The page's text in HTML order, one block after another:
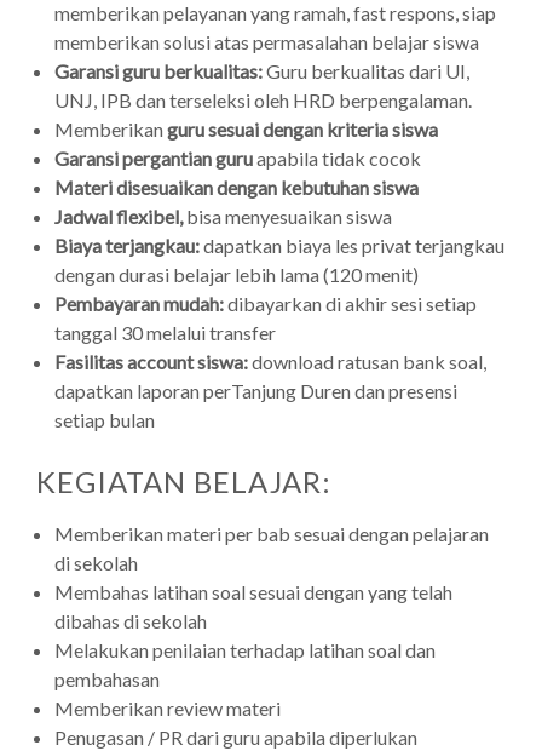
memberikan pelayanan yang ramah, fast respons, siap
memberikan solusi atas permasalahan belajar siswa
Garansi guru berkualitas:Guru berkualitas dari UI,
UNJ, IPB dan terseleksi oleh HRD berpengalaman.
Memberikan guru sesuai dengan kriteria siswa
Garansi pergantian guruapabila tidak cocok
Materi disesuaikan dengan kebutuhan siswa
Jadwal flexibel,bisa menyesuaikan siswa
Biaya terjangkau:dapatkan biaya les privat terjangkau
dengan durasi belajar lebih lama (120 menit)
Pembayaran mudah:dibayarkan di akhir sesi setiap
tanggal 30 melalui transfer
Fasilitas account siswa:download ratusan bank soal,
dapatkan laporan perTanjung Duren dan presensi
setiap bulan
KEGIATAN BELAJAR:
Memberikan materi per bab sesuai dengan pelajaran
di sekolah
Membahas latihan soal sesuai dengan yang telah
dibahas di sekolah
Melakukan penilaian terhadap latihan soal dan
pembahasan
Memberikan review materi
Penugasan / PR dari guru apabila diperlukan